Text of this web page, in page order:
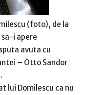
(foto), de la
sa-i apere
avuta cu
– Otto Sandor
lui Domilescu ca nu